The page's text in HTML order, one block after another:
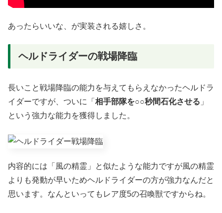
あったらいいな、が実装される嬉しさ。
ヘルドライダーの戦場降臨
長いこと戦場降臨の能力を与えてもらえなかったヘルドラ
イダーですが、ついに「 相手部隊を○○秒間石化させる 」
という強力な能力を獲得しました。
内容的には「風の精霊」と似たような能力ですが風の精霊
よりも発動が早いためヘルドライダーの方が強力なんだと
思います。なんといってもレア度5の召喚獣ですからね。